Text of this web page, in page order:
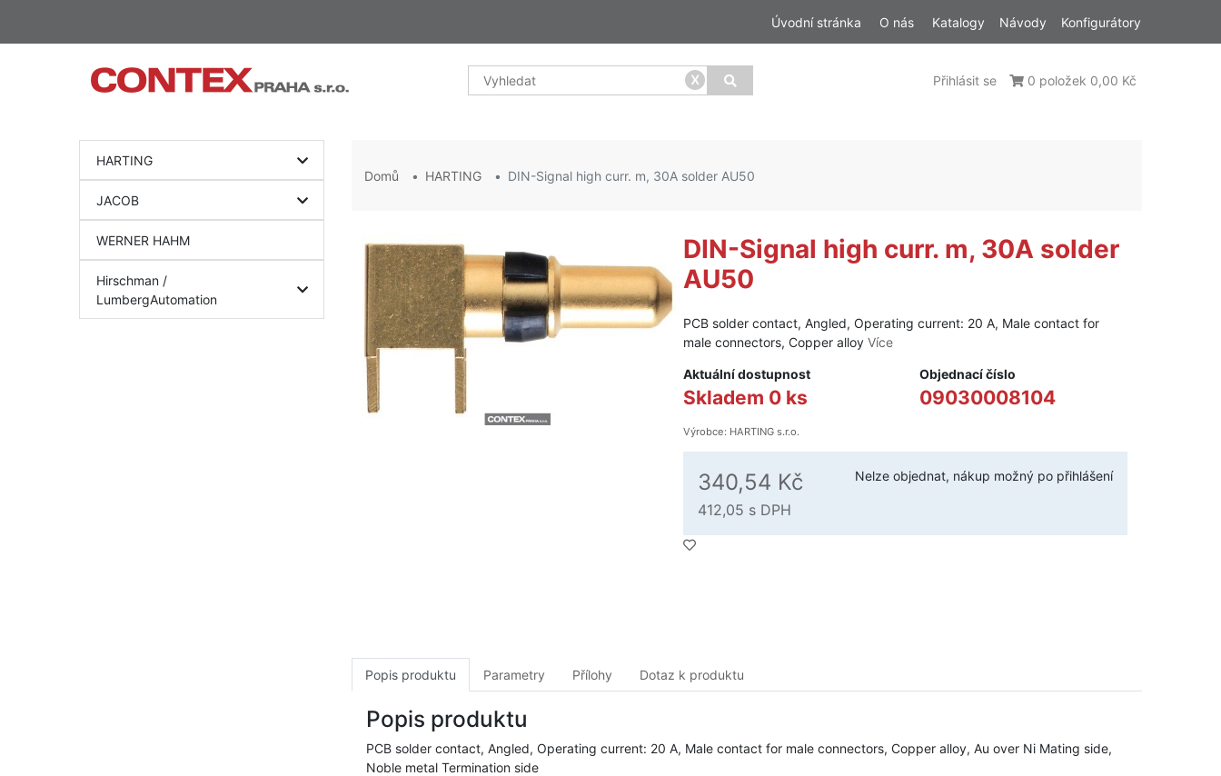
Úvodní stránka O nás Katalogy Návody Konfigurátory
x Přihlásit se 0 položek 0,00 Kč
HARTING
JACOB
WERNER HAHM
Hirschman /
LumbergAutomation
Domů HARTING DIN-Signal high curr. m, 30A solder AU50
DIN-Signal high curr. m, 30A solder
AU50
PCB solder contact, Angled, Operating current: 20 A, Male contact for
male connectors, Copper alloyVíce
Aktuální dostupnost
Skladem 0 ks
Objednací číslo
09030008104
Výrobce: HARTING s.r.o.
340,54 Kč
412,05 s DPH
Nelze objednat, nákup možný po přihlášení
Popis produktu Parametry Přílohy Dotaz k produktu
Popis produktu
PCB solder contact, Angled, Operating current: 20 A, Male contact for male connectors, Copper alloy, Au over Ni Mating side,
Noble metal Termination side